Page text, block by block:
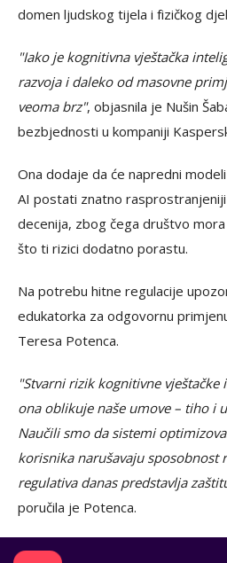
domen ljudskog tijela i fizičkog
"Iako je kognitivna vještačka
razvoja i daleko od masovne
veoma brz", objasnila je Nušin
bezbjednosti u kompaniji
Ona dodaje da će napredni
AI postati znatno
decenija, zbog čega društvo
što ti rizici dodatno porastu.
Na potrebu hitne regulacije
edukatorka za odgovornu
Teresa Potenca.
"Stvarni rizik kognitivne
ona oblikuje naše umove – tiho i
Naučili smo da sistemi
korisnika narušavaju sposobnost
regulativa danas predstavlja
poručila je Potenca.